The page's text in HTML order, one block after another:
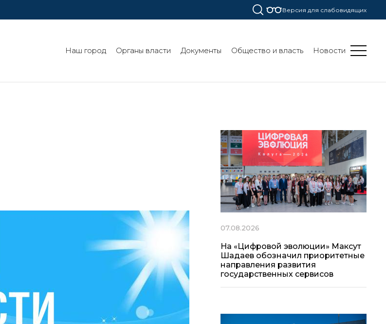
Версия для слабовидящих
Наш город Органы власти Документы Общество и власть Новости
07.08.2026
На «Цифровой эволюции» Максут
Шадаев обозначил приоритетные
направления развития
государственных сервисов